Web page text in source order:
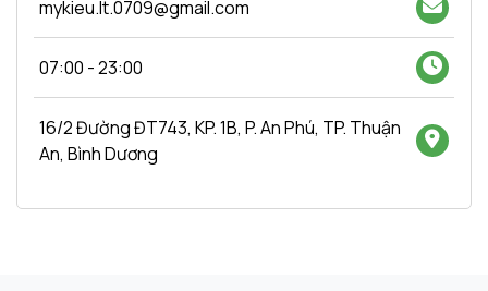
mykieu.lt.0709@gmail.com
07:00 - 23:00
16/2 Đường ĐT743, KP. 1B, P. An Phú, TP. Thuận
An, Bình Dương